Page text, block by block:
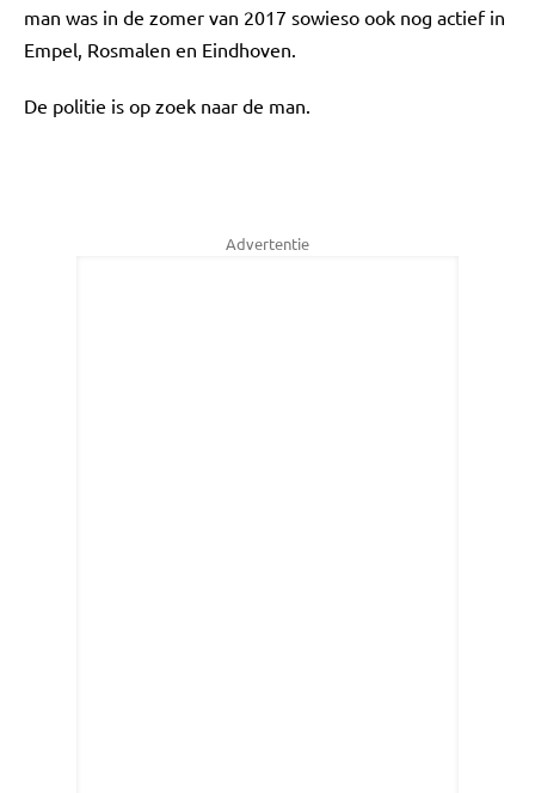
man was in de zomer van 2017 sowieso ook nog actief in
Empel, Rosmalen en Eindhoven.
De politie is op zoek naar de man.
Advertentie